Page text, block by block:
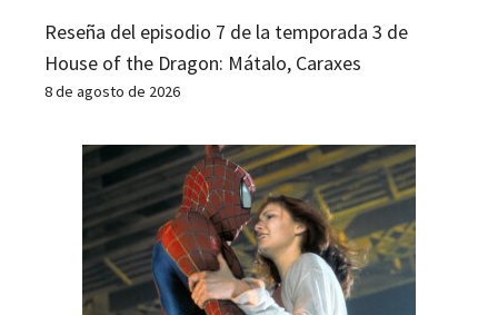
Reseña del episodio 7 de la temporada 3 de
House of the Dragon: Mátalo, Caraxes
8 de agosto de 2026